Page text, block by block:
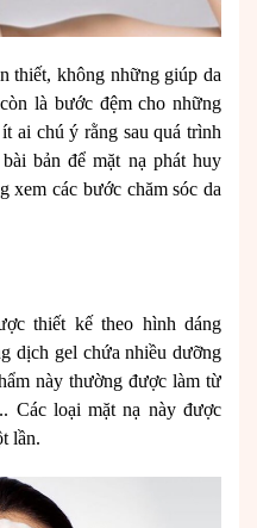
thiết, không những giúp da
là bước đệm cho những
ai chú ý rằng sau quá trình
bản để mặt nạ phát huy
xem các bước chăm sóc da
thiết kế theo hình dáng
dịch gel chứa nhiều dưỡng
này thường được làm từ
Các loại mặt nạ này được
lần.